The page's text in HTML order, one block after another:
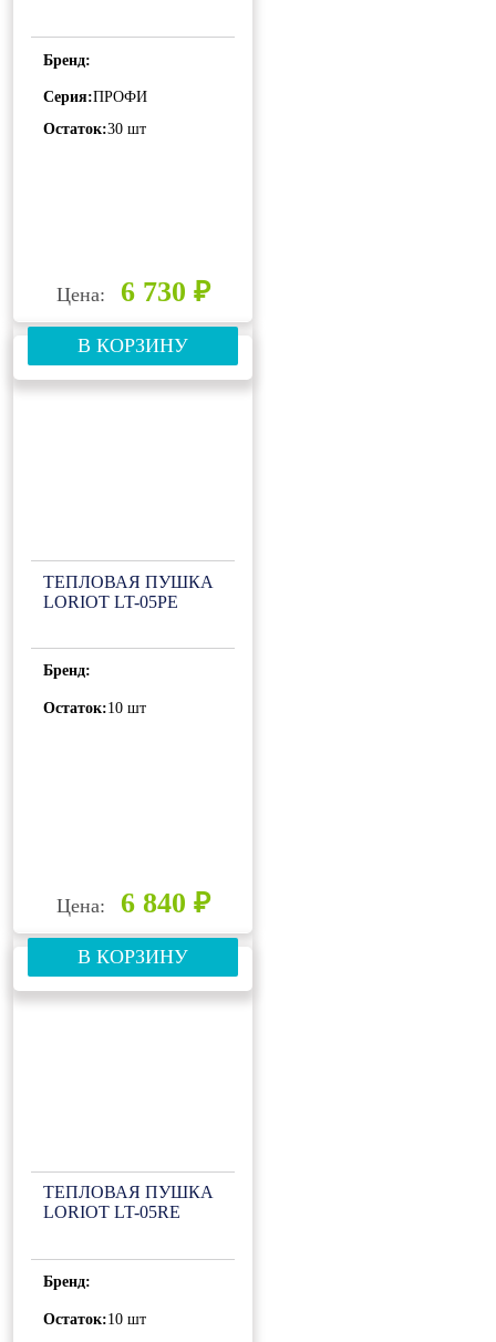
Бренд:
Серия:ПРОФИ
Остаток:30 шт
Цена: 6 730 ₽
В КОРЗИНУ
ТЕПЛОВАЯ ПУШКА
LORIOT LT-05PE
Бренд:
Остаток:10 шт
Цена: 6 840 ₽
В КОРЗИНУ
ТЕПЛОВАЯ ПУШКА
LORIOT LT-05RE
Бренд:
Остаток:10 шт